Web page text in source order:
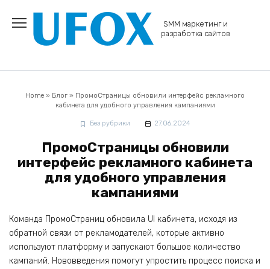
содержанию
SMM маркетинг и
разработка сайтов
Home » Блог » ПромоСтраницы обновили интерфейс рекламного
кабинета для удобного управления кампаниями
Без рубрики 27.06.2024
ПромоСтраницы обновили
интерфейс рекламного кабинета
для удобного управления
кампаниями
Команда ПромоСтраниц обновила UI кабинета, исходя из
обратной связи от рекламодателей, которые активно
используют платформу и запускают большое количество
кампаний. Нововведения помогут упростить процесс поиска и